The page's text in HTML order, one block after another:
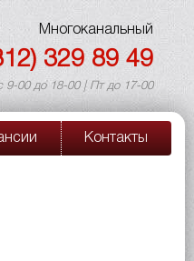
Многоканальный
329 89 49
9-00 до 18-00 | Пт до 17-00
Контакты